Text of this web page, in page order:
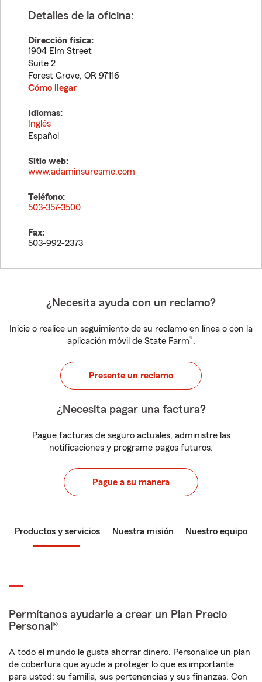
Detalles de la oficina:
Dirección física:
1904 Elm Street
Suite 2
Forest Grove, OR 97116
Cómo llegar
Idiomas:
Inglés
Español
Sitio web:
www.adaminsuresme.com
Teléfono:
503-357-3500
Fax:
503-992-2373
¿Necesita ayuda con un reclamo?
Inicie o realice un seguimiento de su reclamo en línea o con la
aplicación móvil de State Farm®.
Presente un reclamo
¿Necesita pagar una factura?
Pague facturas de seguro actuales, administre las
notificaciones y programe pagos futuros.
Pague a su manera
Productos y servicios Nuestra misión Nuestro equipo
Permítanos ayudarle a crear un Plan Precio
Personal®
A todo el mundo le gusta ahorrar dinero. Personalice un plan
de cobertura que ayude a proteger lo que es importante
para usted: su familia, sus pertenencias y sus finanzas. Con